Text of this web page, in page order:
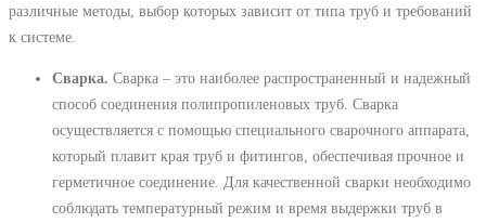
различные методы, выбор которых зависит от типа труб и требований
к системе.
Сварка. Сварка – это наиболее распространенный и надежный
способ соединения полипропиленовых труб. Сварка
осуществляется с помощью специального сварочного аппарата,
который плавит края труб и фитингов, обеспечивая прочное и
герметичное соединение. Для качественной сварки необходимо
соблюдать температурный режим и время выдержки труб в